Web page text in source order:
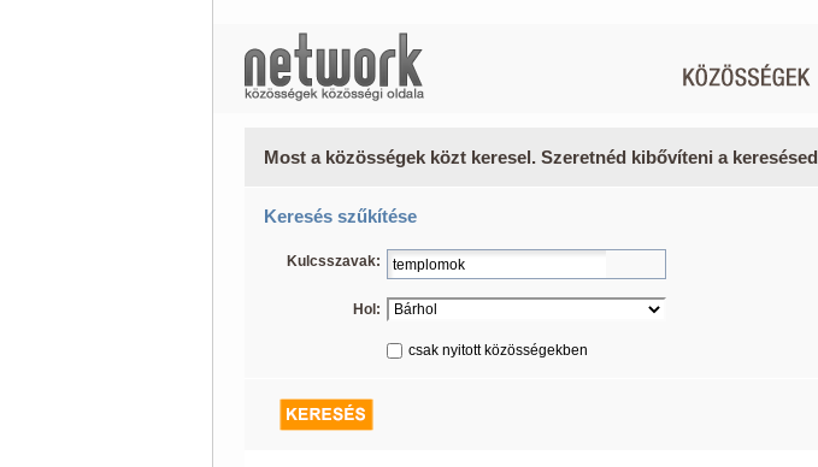
Most a közösségek közt keresel. Szeretnéd kibővíteni a keresésed
Keresés szűkítése
Kulcsszavak:
Hol:
csak nyitott közösségekben